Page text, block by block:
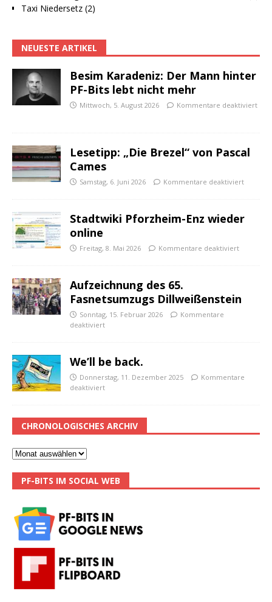
Taxi Niedersetz (2)
NEUESTE ARTIKEL
Besim Karadeniz: Der Mann hinter
PF-Bits lebt nicht mehr
Mittwoch, 5. August 2026 Kommentare deaktiviert
Lesetipp: „Die Brezel“ von Pascal
Cames
Samstag, 6. Juni 2026 Kommentare deaktiviert
Stadtwiki Pforzheim-Enz wieder
online
Freitag, 8. Mai 2026 Kommentare deaktiviert
Aufzeichnung des 65.
Fasnetsumzugs Dillweißenstein
Sonntag, 15. Februar 2026
Kommentare
deaktiviert
We’ll be back.
Donnerstag, 11. Dezember 2025
Kommentare
deaktiviert
CHRONOLOGISCHES ARCHIV
PF-BITS IM SOCIAL WEB